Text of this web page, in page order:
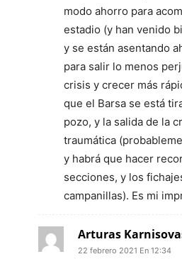
modo ahorro para
estadio (y han venido
y se están asentando
para salir lo menos
crisis y crecer más
que el Barsa se está
pozo, y la salida de la
traumática
y habrá que hacer
secciones, y los
campanillas). Es mi
Arturas
22 febrero 2021 En 12:34